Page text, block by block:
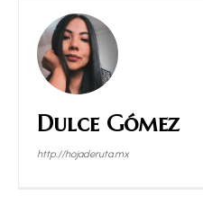
Dulce Gómez
http://hojaderuta.mx